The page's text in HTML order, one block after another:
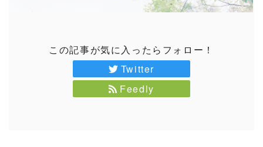
この記事が気に入ったらフォロー！
Twitter
Feedly